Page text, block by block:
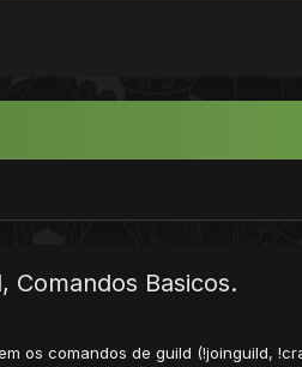
Comandos Basicos.
os comandos de guild (!joinguild,